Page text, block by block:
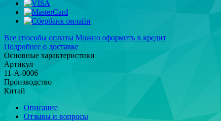
Все способы оплаты Можно оформить в кредит
Подробнее о доставке
Основные характеристики
Артикул
11-А-0006
Производство
Китай
Описание
Отзывы и вопросы